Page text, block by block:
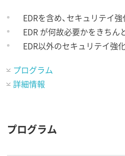
EDRを含め、セキュリテイ
EDR が何故必要かをきちん
EDR以外のセキュリテイ強
プログラム
詳細情報
プログラム